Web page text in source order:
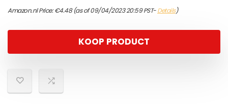
Amazon.nl Price:€4.48(as of 09/04/2023 20:59 PST-Details)
KOOP PRODUCT